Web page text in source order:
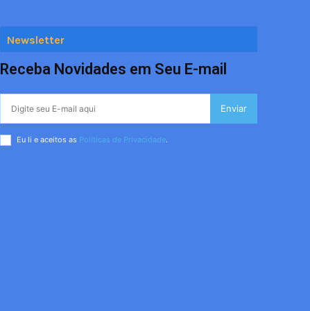
Newsletter
Receba Novidades em Seu E-mail
Enviar
Eu li e aceitos as Políticas de Privacidade.